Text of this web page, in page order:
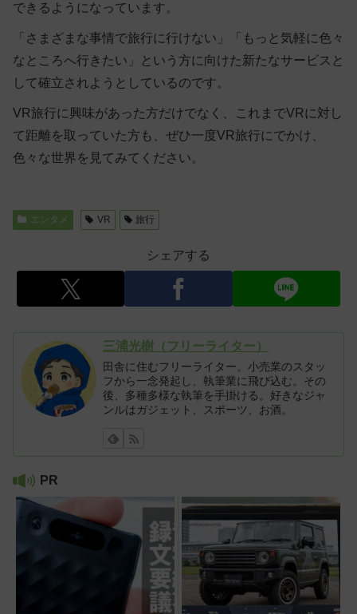
できるようになっています。
「さまざまな事情で旅行に行けない」「もっと気軽に色々
なところへ行きたい」という方に向けた新たなサービスと
して確立されようとしているのです。
VR旅行に興味があった方だけでなく、これまでVRに対し
て距離を取っていた方も、ぜひ一度VR旅行にでかけ、
色々な世界を見てみてください。
エンタメ VR 旅行
シェアする
三浦光樹（フリーライター）
田舎に住むフリーライター。小売業のスタッ
フから一念発起し、執筆業に飛び込む。その
後、多種多様な執筆を手掛ける。好きなジャ
ンルはガジェット、スポーツ、お酒。
PR